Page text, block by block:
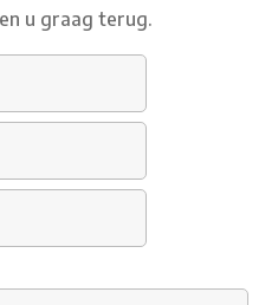
u graag terug.